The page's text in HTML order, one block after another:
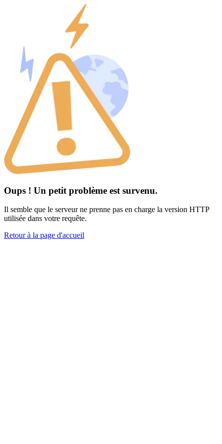
Oups ! Un petit problème est survenu.
Il semble que le serveur ne prenne pas en charge la version HTTP
utilisée dans votre requête.
Retour à la page d'accueil